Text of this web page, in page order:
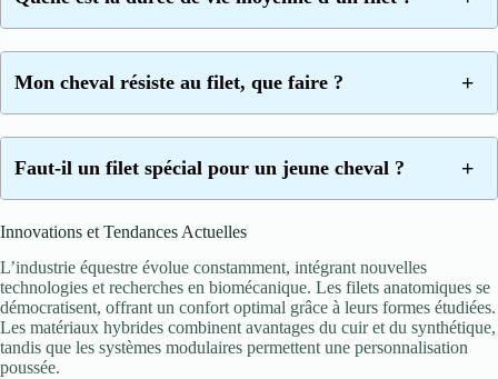
Mon cheval résiste au filet, que faire ?
Faut-il un filet spécial pour un jeune cheval ?
Innovations et Tendances Actuelles
L’industrie équestre évolue constamment, intégrant nouvelles
technologies et recherches en biomécanique. Les filets anatomiques se
démocratisent, offrant un confort optimal grâce à leurs formes étudiées.
Les matériaux hybrides combinent avantages du cuir et du synthétique,
tandis que les systèmes modulaires permettent une personnalisation
poussée.